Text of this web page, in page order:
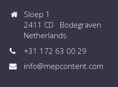
Sloep 1
2411 CD Bodegraven
Netherlands
+31 172 63 00 29
info@mepcontent.com